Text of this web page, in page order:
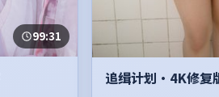
99:31
追缉计划·4K修复